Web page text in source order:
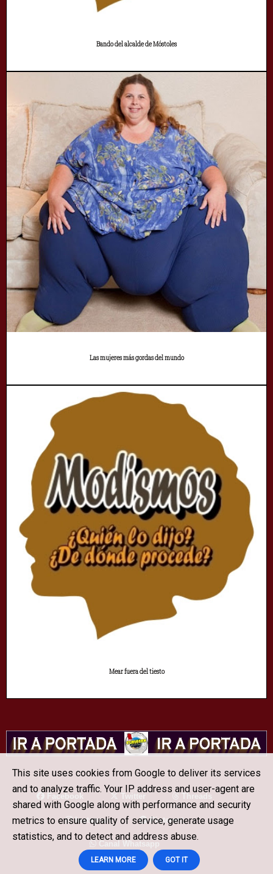
Bando del alcalde de Móstoles
Las mujeres más gordas del mundo
Mear fuera del tiesto
Facebook
Instagram Pinterest
This site uses cookies from Google to deliver its services
and to analyze traffic. Your IP address and user-agent are
shared with Google along with performance and security
metrics to ensure quality of service, generate usage
statistics, and to detect and address abuse.
LEARN MORE GOT IT